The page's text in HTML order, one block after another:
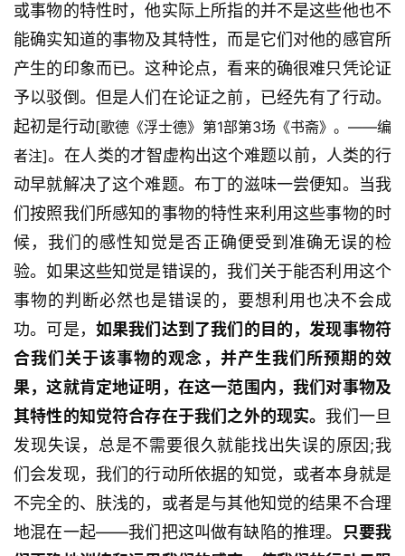
或事物的特性时，他实际上所指的并不是这些他也不
能确实知道的事物及其特性，而是它们对他的感官所
产生的印象而已。这种论点，看来的确很难只凭论证
予以驳倒。但是人们在论证之前，已经先有了行动。
起初是行动[歌德《浮士德》第1部第3场《书斋》。——编
者注]。在人类的才智虚构出这个难题以前，人类的行
动早就解决了这个难题。布丁的滋味一尝便知。当我
们按照我们所感知的事物的特性来利用这些事物的时
候，我们的感性知觉是否正确便受到准确无误的检
验。如果这些知觉是错误的，我们关于能否利用这个
事物的判断必然也是错误的，要想利用也决不会成
功。可是， 如果我们达到了我们的目的，发现事物符
合我们关于该事物的观念，并产生我们所预期的效
果，这就肯定地证明，在这一范围内，我们对事物及
其特性的知觉符合存在于我们之外的现实。 我们一旦
发现失误，总是不需要很久就能找出失误的原因;我
们会发现，我们的行动所依据的知觉，或者本身就是
不完全的、肤浅的，或者是与其他知觉的结果不合理
地混在一起——我们把这叫做有缺陷的推理。
只要我